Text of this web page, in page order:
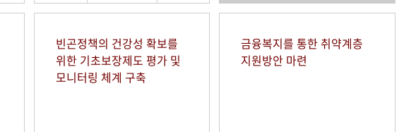
빈곤정책의 건강성 확보를
위한 기초보장제도 평가 및
모니터링 체계 구축
금융복지를 통한 취약계층
지원방안 마련